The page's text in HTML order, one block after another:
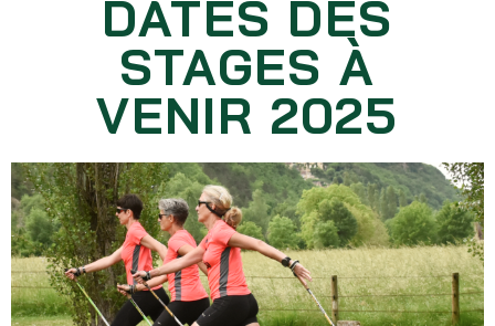
DATES DES
STAGES À
VENIR 2025